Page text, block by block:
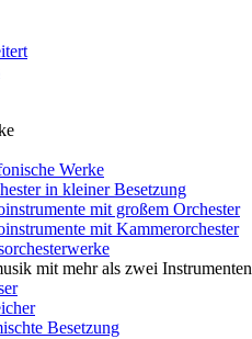
Werke
in kleiner Besetzung
mit großem Orchester
mit Kammerorchester
mit mehr als zwei Instrumenten
Besetzung